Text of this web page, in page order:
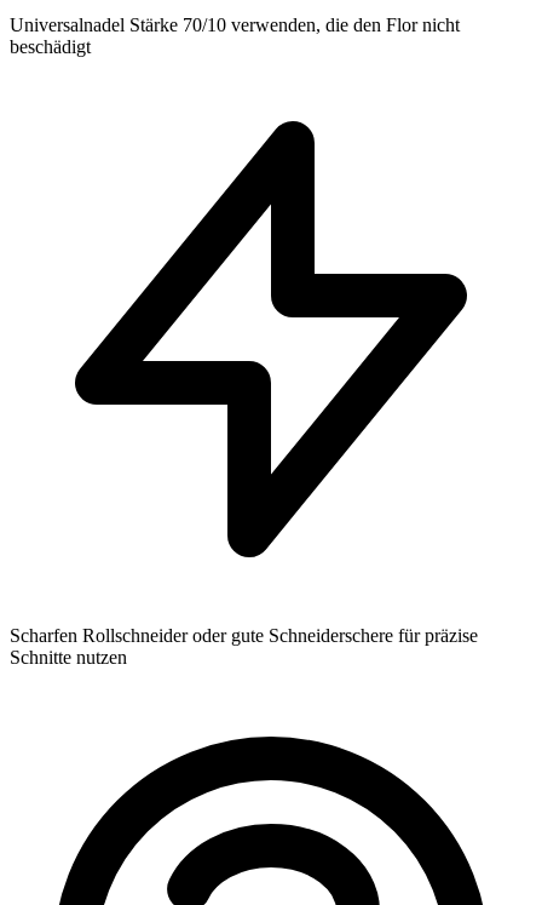
Universalnadel Stärke 70/10 verwenden, die den Flor nicht
beschädigt
Scharfen Rollschneider oder gute Schneiderschere für präzise
Schnitte nutzen